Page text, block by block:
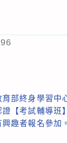
部終身學習中
【考試輔導班
趣者報名參加。